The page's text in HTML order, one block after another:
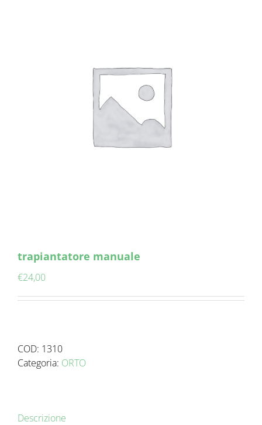
trapiantatore manuale
€24,00
COD: 1310
Categoria: ORTO
Descrizione